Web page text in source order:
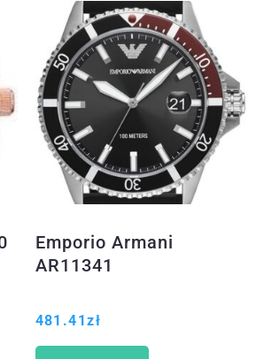
Emporio Armani
AR11341
481.41zł